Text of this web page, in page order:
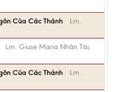
Của Các Thánh
Lm.
Lm. Giuse Maria Nhân Tài,
Của Các Thánh
Lm.